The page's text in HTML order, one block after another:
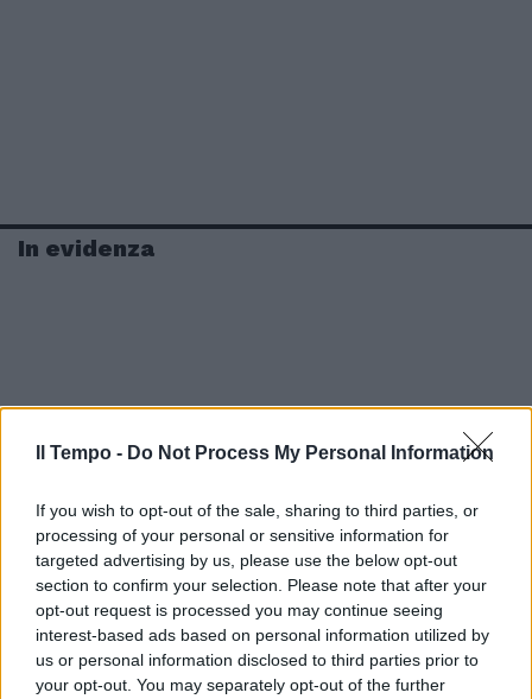
Il Tempo - Do Not Process My Personal Information
If you wish to opt-out of the sale, sharing to third parties, or
processing of your personal or sensitive information for
targeted advertising by us, please use the below opt-out
section to confirm your selection. Please note that after your
opt-out request is processed you may continue seeing
interest-based ads based on personal information utilized by
us or personal information disclosed to third parties prior to
your opt-out. You may separately opt-out of the further
In evidenza